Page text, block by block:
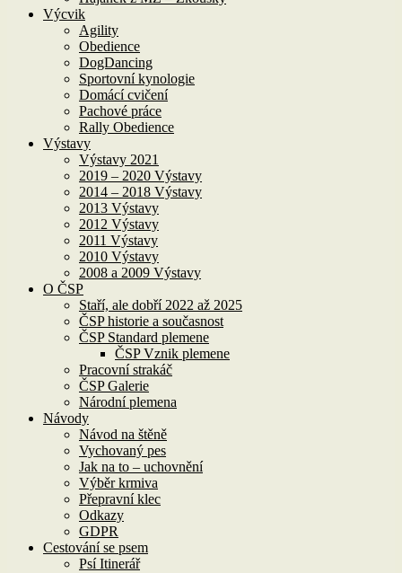
Výcvik
Agility
Obedience
DogDancing
Sportovní kynologie
Domácí cvičení
Pachové práce
Rally Obedience
Výstavy
Výstavy 2021
2019 – 2020 Výstavy
2014 – 2018 Výstavy
2013 Výstavy
2012 Výstavy
2011 Výstavy
2010 Výstavy
2008 a 2009 Výstavy
O ČSP
Staří, ale dobří 2022 až 2025
ČSP historie a současnost
ČSP Standard plemene
ČSP Vznik plemene
Pracovní strakáč
ČSP Galerie
Národní plemena
Návody
Návod na štěně
Vychovaný pes
Jak na to – uchovnění
Výběr krmiva
Přepravní klec
Odkazy
GDPR
Cestování se psem
Psí Itinerář